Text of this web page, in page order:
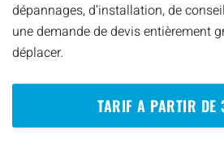
dépannages, d’installation, de
une demande de devis entièrement
déplacer.
TARIF A PARTIR